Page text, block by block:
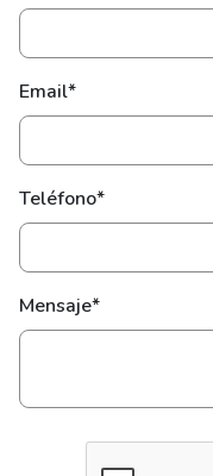
Email*
Teléfono*
Mensaje*